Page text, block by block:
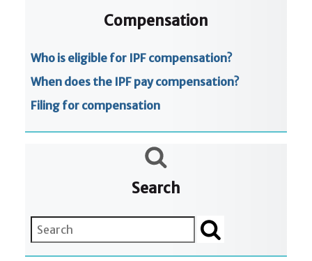
Compensation
Who is eligible for IPF compensation?
When does the IPF pay compensation?
Filing for compensation
Search
Search